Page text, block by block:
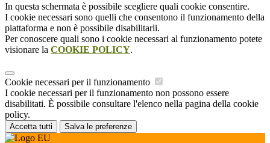
In questa schermata è possibile scegliere quali cookie consentire.
I cookie necessari sono quelli che consentono il funzionamento della
piattaforma e non è possibile disabilitarli.
Per conoscere quali sono i cookie necessari al funzionamento potete
visionare la COOKIE POLICY.
Cookie necessari per il funzionamento
I cookie necessari per il funzionamento non possono essere
disabilitati. È possibile consultare l'elenco nella pagina della cookie
policy.
Accetta tutti Salva le preferenze